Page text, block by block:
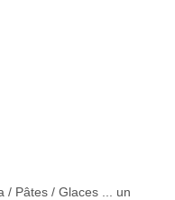
/ Pâtes / Glaces ... un